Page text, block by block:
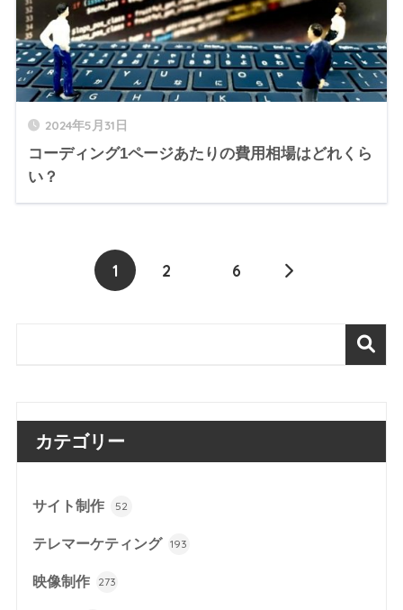
2024年5月31日
コーディング1ページあたりの費用相場はどれくら
い？
1 2 6
カテゴリー
サイト制作 52
テレマーケティング 193
映像制作 273